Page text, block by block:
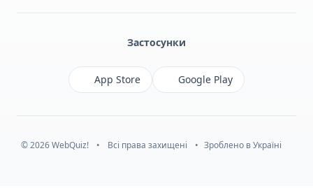
Застосунки
App Store Google Play
© 2026 WebQuiz! • Всі права захищені • Зроблено в Україні